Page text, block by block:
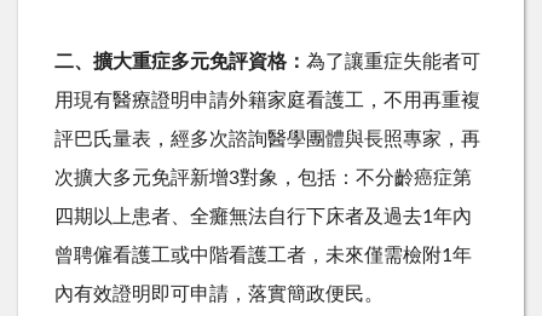
二、擴大重症多元免評資格： 為了讓重症失能者可
用現有醫療證明申請外籍家庭看護工，不用再重複
評巴氏量表，經多次諮詢醫學團體與長照專家，再
次擴大多元免評新增3對象，包括：不分齡癌症第
四期以上患者、全癱無法自行下床者及過去1年內
曾聘僱看護工或中階看護工者，未來僅需檢附1年
內有效證明即可申請，落實簡政便民。